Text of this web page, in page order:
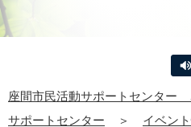
座間市民活動サポートセンター
サポートセンター
＞ イベン